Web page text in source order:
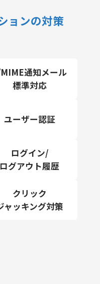
ョンの対策
通知メール
標準対応
ユーザー認証
ログイン/
ログアウト履歴
クリック
ャッキング対策